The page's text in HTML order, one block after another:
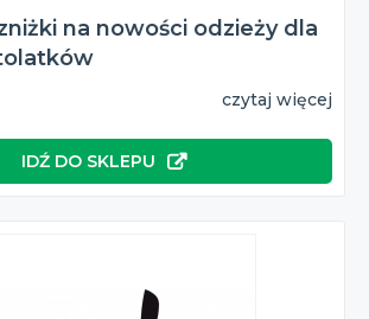
na nowości odzieży dla
czytaj więcej
IDŹ DO SKLEPU